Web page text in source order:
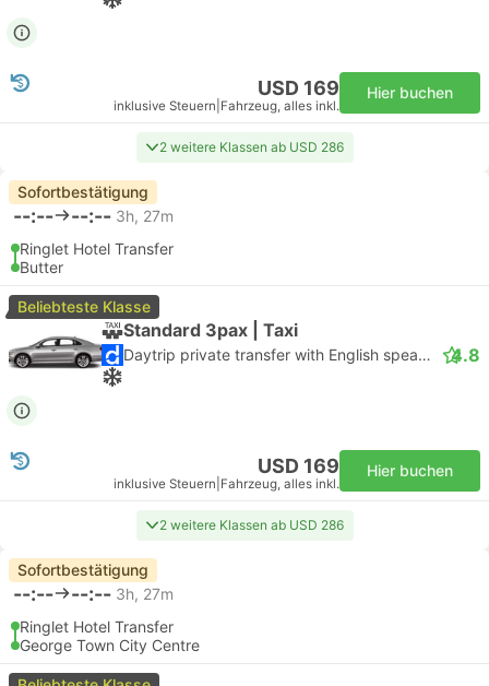
USD 169
inklusive Steuern Fahrzeug, alles inkl.
Hier buchen
2 weitere Klassen ab USD 286
Sofortbestätigung
--:-- --:-- 3h, 27m
Ringlet Hotel Transfer
Butter
Beliebteste Klasse
Standard 3pax | Taxi
Daytrip private transfer with English speaking driver 4.8
USD 169
inklusive Steuern Fahrzeug, alles inkl.
Hier buchen
2 weitere Klassen ab USD 286
Sofortbestätigung
--:-- --:-- 3h, 27m
Ringlet Hotel Transfer
George Town City Centre